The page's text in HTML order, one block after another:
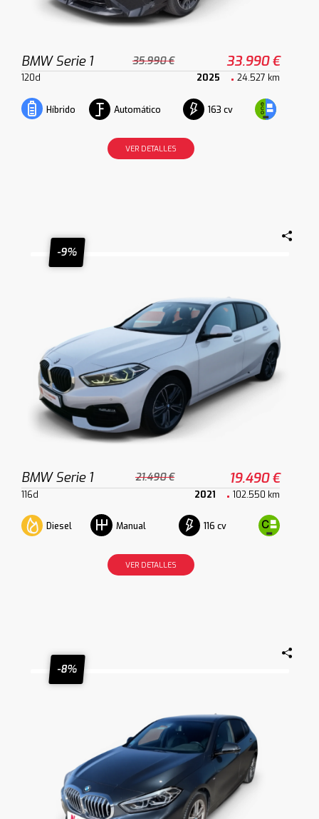
BMW Serie 1 35.990 € 33.990 €
120d 2025 24.527 km
Híbrido Automático 163 cv
VER DETALLES
-9%
BMW Serie 1 21.490 € 19.490 €
116d 2021 102.550 km
Diesel Manual 116 cv
VER DETALLES
-8%